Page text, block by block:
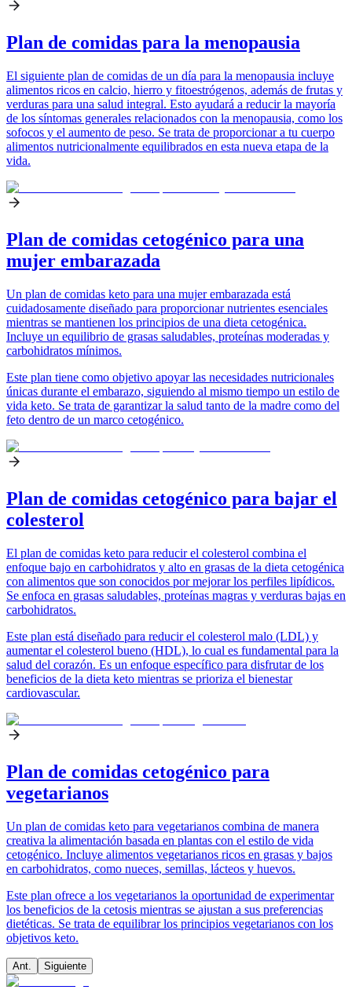
Plan de comidas para la menopausia
El siguiente plan de comidas de un día para la menopausia incluye
alimentos ricos en calcio, hierro y fitoestrógenos, además de frutas y
verduras para una salud integral. Esto ayudará a reducir la mayoría
de los síntomas generales relacionados con la menopausia, como los
sofocos y el aumento de peso. Se trata de proporcionar a tu cuerpo
alimentos nutricionalmente equilibrados en esta nueva etapa de la
vida.
Plan de comidas cetogénico para una
mujer embarazada
Un plan de comidas keto para una mujer embarazada está
cuidadosamente diseñado para proporcionar nutrientes esenciales
mientras se mantienen los principios de una dieta cetogénica.
Incluye un equilibrio de grasas saludables, proteínas moderadas y
carbohidratos mínimos.
Este plan tiene como objetivo apoyar las necesidades nutricionales
únicas durante el embarazo, siguiendo al mismo tiempo un estilo de
vida keto. Se trata de garantizar la salud tanto de la madre como del
feto dentro de un marco cetogénico.
Plan de comidas cetogénico para bajar el
colesterol
El plan de comidas keto para reducir el colesterol combina el
enfoque bajo en carbohidratos y alto en grasas de la dieta cetogénica
con alimentos que son conocidos por mejorar los perfiles lipídicos.
Se enfoca en grasas saludables, proteínas magras y verduras bajas en
carbohidratos.
Este plan está diseñado para reducir el colesterol malo (LDL) y
aumentar el colesterol bueno (HDL), lo cual es fundamental para la
salud del corazón. Es un enfoque específico para disfrutar de los
beneficios de la dieta keto mientras se prioriza el bienestar
cardiovascular.
Plan de comidas cetogénico para
vegetarianos
Un plan de comidas keto para vegetarianos combina de manera
creativa la alimentación basada en plantas con el estilo de vida
cetogénico. Incluye alimentos vegetarianos ricos en grasas y bajos
en carbohidratos, como nueces, semillas, lácteos y huevos.
Este plan ofrece a los vegetarianos la oportunidad de experimentar
los beneficios de la cetosis mientras se ajustan a sus preferencias
dietéticas. Se trata de equilibrar los principios vegetarianos con los
objetivos keto.
Ant. Siguiente